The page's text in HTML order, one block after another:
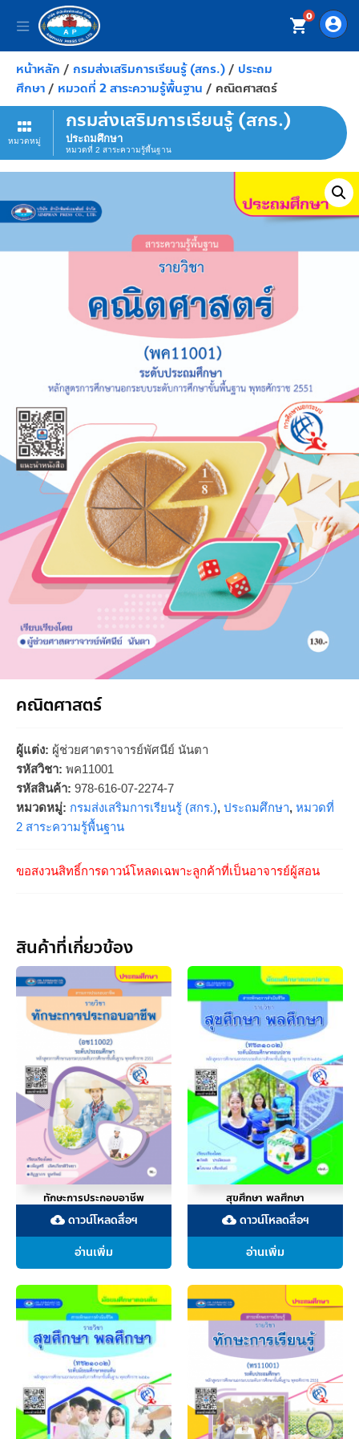
account_circle
shopping_cart0
หน้าหลัก / กรมส่งเสริมการเรียนรู้ (สกร.)/ ประถม
ศึกษา/ หมวดที่ 2 สาระความรู้พื้นฐาน / คณิตศาสตร์
หมวดหมู่
กรมส่งเสริมการเรียนรู้ (สกร.)
ประถมศึกษา
หมวดที่ 2 สาระความรู้พื้นฐาน
คณิตศาสตร์
ผู้แต่ง: ผู้ช่วยศาตราจารย์พัศนีย์ นันตา
รหัสวิชา: พค11001
รหัสสินค้า: 978-616-07-2274-7
หมวดหมู่: กรมส่งเสริมการเรียนรู้ (สกร.), ประถมศึกษา, หมวดที่
2 สาระความรู้พื้นฐาน
ขอสงวนสิทธิ์การดาวน์โหลดเฉพาะลูกค้าที่เป็นอาจารย์ผู้สอน
สินค้าที่เกี่ยวข้อง
ทักษะการประกอบอาชีพ
cloud_downloadดาวน์โหลดสื่อฯ
อ่านเพิ่ม
สุขศึกษา พลศึกษา
cloud_downloadดาวน์โหลดสื่อฯ
อ่านเพิ่ม